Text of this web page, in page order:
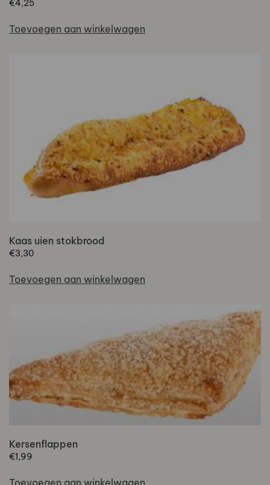
€4,25
Toevoegen aan winkelwagen
Kaas uien stokbrood
€3,30
Toevoegen aan winkelwagen
Kersenflappen
€1,99
Toevoegen aan winkelwagen